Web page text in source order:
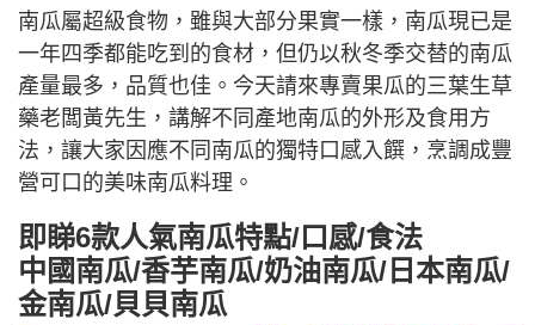
南瓜屬超級食物，雖與大部分果實一樣，南瓜現已是
一年四季都能吃到的食材，但仍以秋冬季交替的南瓜
產量最多，品質也佳。今天請來專賣果瓜的三葉生草
藥老闆黃先生，講解不同產地南瓜的外形及食用方
法，讓大家因應不同南瓜的獨特口感入饌，烹調成豐
營可口的美味南瓜料理。
即睇6款人氣南瓜特點/口感/食法
中國南瓜/香芋南瓜/奶油南瓜/日本南瓜/
金南瓜/貝貝南瓜